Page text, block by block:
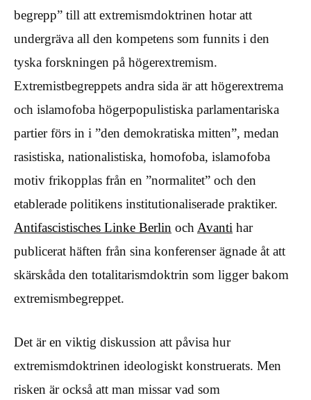
begrepp” till att extremismdoktrinen hotar att
undergräva all den kompetens som funnits i den
tyska forskningen på högerextremism.
Extremistbegreppets andra sida är att högerextrema
och islamofoba högerpopulistiska parlamentariska
partier förs in i ”den demokratiska mitten”, medan
rasistiska, nationalistiska, homofoba, islamofoba
motiv frikopplas från en ”normalitet” och den
etablerade politikens institutionaliserade praktiker.
Antifascistisches Linke Berlin ochAvanti har
publicerat häften från sina konferenser ägnade åt att
skärskåda den totalitarismdoktrin som ligger bakom
extremismbegreppet.
Det är en viktig diskussion att påvisa hur
extremismdoktrinen ideologiskt konstruerats. Men
risken är också att man missar vad som